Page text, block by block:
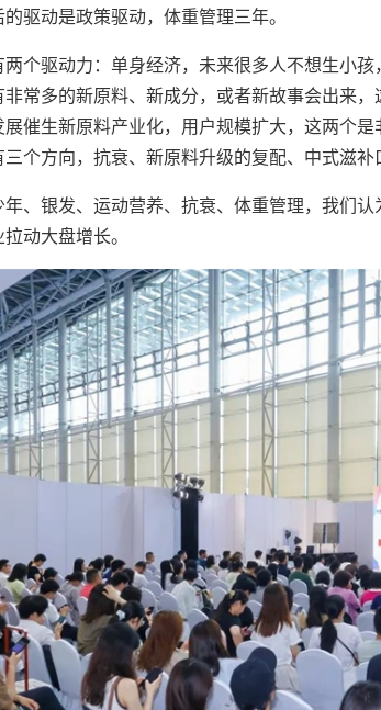
驱动是政策驱动，体重管理三年。
个驱动力：单身经济，未来很多人不想生小
常多的新原料、新成分，或者新故事会出来
催生新原料产业化，用户规模扩大，这两个
个方向，抗衰、新原料升级的复配、中式滋补
、银发、运动营养、抗衰、体重管理，我们
动大盘增长。